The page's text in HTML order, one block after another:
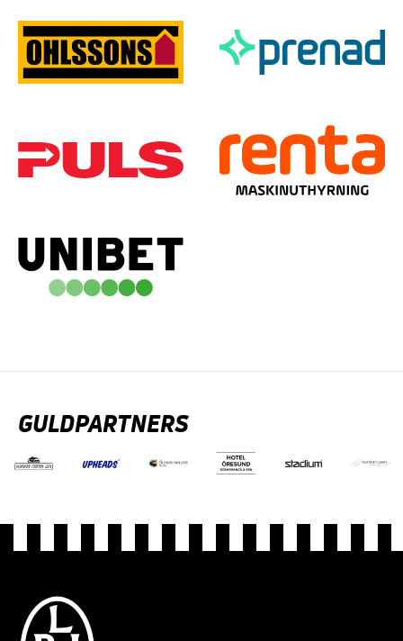
GULDPARTNERS